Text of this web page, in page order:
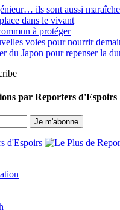
ils sont aussi
dans le vivant
à protéger
voies pour nourrir
du Japon pour repenser la
par Reporters d'Espoirs